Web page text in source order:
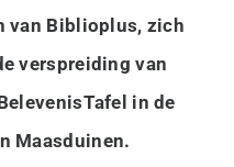
van Biblioplus, zich
verspreiding van
in de
Maasduinen.